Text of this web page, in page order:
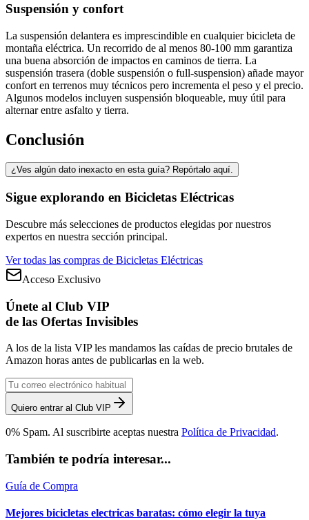
Suspensión y confort
La suspensión delantera es imprescindible en cualquier bicicleta de
montaña eléctrica. Un recorrido de al menos 80-100 mm garantiza
una buena absorción de impactos en caminos de tierra. La
suspensión trasera (doble suspensión o full-suspension) añade mayor
confort en terrenos muy técnicos pero incrementa el peso y el precio.
Algunos modelos incluyen suspensión bloqueable, muy útil para
alternar entre asfalto y tierra.
Conclusión
¿Ves algún dato inexacto en esta guía? Repórtalo aquí.
Sigue explorando en Bicicletas Eléctricas
Descubre más selecciones de productos elegidas por nuestros
expertos en nuestra sección principal.
Ver todas las compras de Bicicletas Eléctricas
Acceso Exclusivo
Únete al Club VIP
de las Ofertas Invisibles
A los de la lista VIP les mandamos las caídas de precio brutales de
Amazon horas antes de publicarlas en la web.
Quiero entrar al Club VIP
0% Spam. Al suscribirte aceptas nuestra Política de Privacidad.
También te podría interesar...
Guía de Compra
Mejores bicicletas electricas baratas: cómo elegir la tuya